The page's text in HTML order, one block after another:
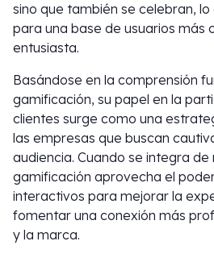
sino que también se celebran,
para una base de usuarios más
entusiasta.
Basándose en la comprensión
gamificación, su papel en la
clientes surge como una
las empresas que buscan
audiencia. Cuando se integra
gamificación aprovecha el
interactivos para mejorar la
fomentar una conexión más
y la marca.